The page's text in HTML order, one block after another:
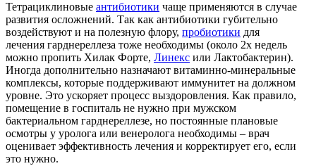
Тетрациклиновые антибиотики чаще применяются в случае
развития осложнений. Так как антибиотики губительно
воздействуют и на полезную флору, пробиотики для
лечения гарднереллеза тоже необходимы (около 2х недель
можно пропить Хилак Форте, Линекс или Лактобактерин).
Иногда дополнительно назначают витаминно-минеральные
комплексы, которые поддерживают иммунитет на должном
уровне. Это ускоряет процесс выздоровления. Как правило,
помещение в госпиталь не нужно при мужском
бактериальном гарднереллезе, но постоянные плановые
осмотры у уролога или венеролога необходимы – врач
оценивает эффективность лечения и корректирует его, если
это нужно.